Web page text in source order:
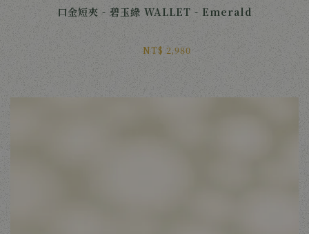
口金短夾 - 碧玉綠 WALLET - Emerald
NT$ 2,980